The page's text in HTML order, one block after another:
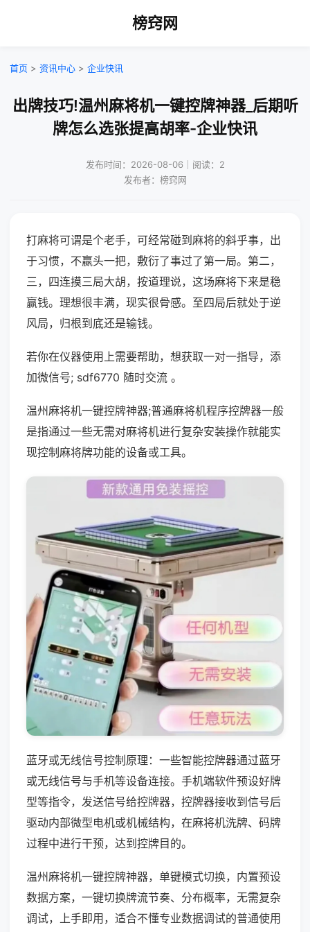
榜窍网
首页 > 资讯中心 > 企业快讯
出牌技巧!温州麻将机一键控牌神器_后期听
牌怎么选张提高胡率-企业快讯
发布时间：2026-08-06｜阅读：2
发布者：榜窍网
打麻将可谓是个老手，可经常碰到麻将的斜乎事，出
于习惯，不赢头一把，敷衍了事过了第一局。第二，
三，四连摸三局大胡，按道理说，这场麻将下来是稳
赢钱。理想很丰满，现实很骨感。至四局后就处于逆
风局，归根到底还是输钱。
若你在仪器使用上需要帮助，想获取一对一指导，添
加微信号; sdf6770 随时交流 。
温州麻将机一键控牌神器;普通麻将机程序控牌器一般
是指通过一些无需对麻将机进行复杂安装操作就能实
现控制麻将牌功能的设备或工具。
蓝牙或无线信号控制原理：一些智能控牌器通过蓝牙
或无线信号与手机等设备连接。手机端软件预设好牌
型等指令，发送信号给控牌器，控牌器接收到信号后
驱动内部微型电机或机械结构，在麻将机洗牌、码牌
过程中进行干预，达到控牌目的。
温州麻将机一键控牌神器，单键模式切换，内置预设
数据方案，一键切换牌流节奏、分布概率，无需复杂
调试，上手即用，适合不懂专业数据调试的普通使用